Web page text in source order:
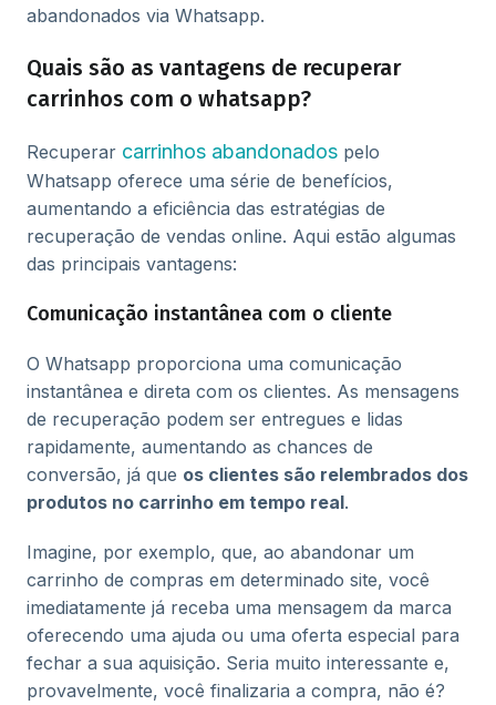
abandonados via Whatsapp.
Quais são as vantagens de recuperar
carrinhos com o whatsapp?
Recuperar carrinhos abandonados pelo
Whatsapp oferece uma série de benefícios,
aumentando a eficiência das estratégias de
recuperação de vendas online. Aqui estão algumas
das principais vantagens:
Comunicação instantânea com o cliente
O Whatsapp proporciona uma comunicação
instantânea e direta com os clientes. As mensagens
de recuperação podem ser entregues e lidas
rapidamente, aumentando as chances de
conversão, já que os clientes são relembrados dos
produtos no carrinho em tempo real.
Imagine, por exemplo, que, ao abandonar um
carrinho de compras em determinado site, você
imediatamente já receba uma mensagem da marca
oferecendo uma ajuda ou uma oferta especial para
fechar a sua aquisição. Seria muito interessante e,
provavelmente, você finalizaria a compra, não é?